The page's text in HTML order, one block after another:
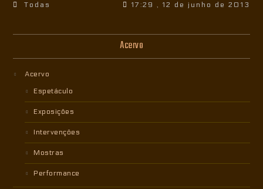
Todas 17:29 , 12 de junho de 2013
Acervo
Acervo
Espetáculo
Exposições
Intervenções
Mostras
Performance